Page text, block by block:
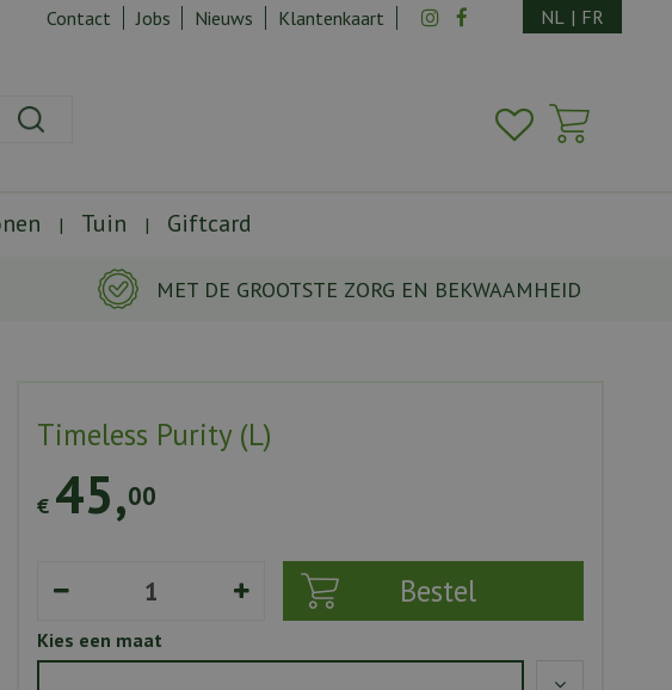
MET DE GROOTSTE ZORG EN BEKWAAMHEID
Contact Jobs Nieuws Klantenkaart NL | FR
Tuin Giftcard
Timeless Purity (L)
€ 45,00
Kies een maat